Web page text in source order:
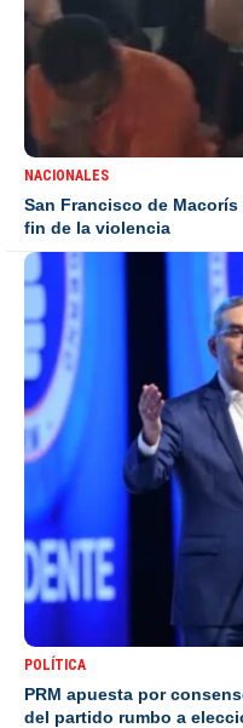
NACIONALES
San Francisco de
fin de la violencia
POLÍTICA
PRM apuesta por
del partido rumbo a